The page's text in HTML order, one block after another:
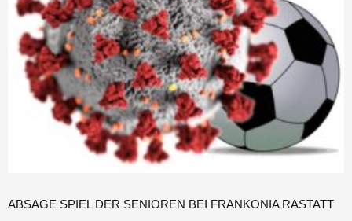
ABSAGE SPIEL DER SENIOREN BEI FRANKONIA RASTATT